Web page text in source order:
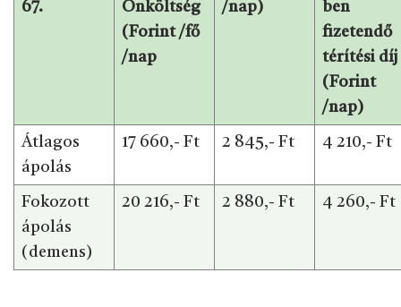
67.
Önköltség
(Forint /fő
/nap
/nap)
ben
fizetendő
térítési díj
(Forint
/nap)
Átlagos
ápolás
17 660,- Ft 2 845,- Ft 4 210,- Ft
Fokozott
ápolás
(demens)
20 216,- Ft 2 880,- Ft 4 260,- Ft